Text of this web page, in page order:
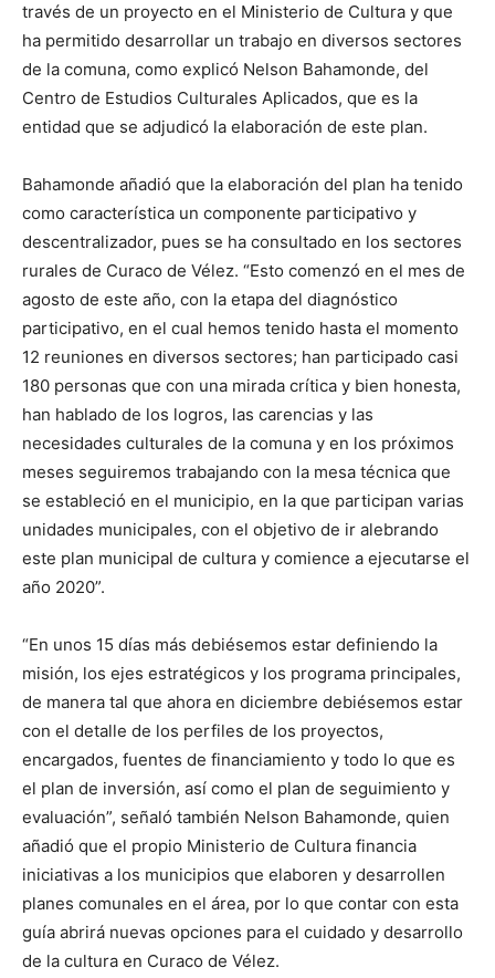
través de un proyecto en el Ministerio de Cultura y que
ha permitido desarrollar un trabajo en diversos sectores
de la comuna, como explicó Nelson Bahamonde, del
Centro de Estudios Culturales Aplicados, que es la
entidad que se adjudicó la elaboración de este plan.
Bahamonde añadió que la elaboración del plan ha tenido
como característica un componente participativo y
descentralizador, pues se ha consultado en los sectores
rurales de Curaco de Vélez. “Esto comenzó en el mes de
agosto de este año, con la etapa del diagnóstico
participativo, en el cual hemos tenido hasta el momento
12 reuniones en diversos sectores; han participado casi
180 personas que con una mirada crítica y bien honesta,
han hablado de los logros, las carencias y las
necesidades culturales de la comuna y en los próximos
meses seguiremos trabajando con la mesa técnica que
se estableció en el municipio, en la que participan varias
unidades municipales, con el objetivo de ir alebrando
este plan municipal de cultura y comience a ejecutarse el
año 2020”.
“En unos 15 días más debiésemos estar definiendo la
misión, los ejes estratégicos y los programa principales,
de manera tal que ahora en diciembre debiésemos estar
con el detalle de los perfiles de los proyectos,
encargados, fuentes de financiamiento y todo lo que es
el plan de inversión, así como el plan de seguimiento y
evaluación”, señaló también Nelson Bahamonde, quien
añadió que el propio Ministerio de Cultura financia
iniciativas a los municipios que elaboren y desarrollen
planes comunales en el área, por lo que contar con esta
guía abrirá nuevas opciones para el cuidado y desarrollo
de la cultura en Curaco de Vélez.